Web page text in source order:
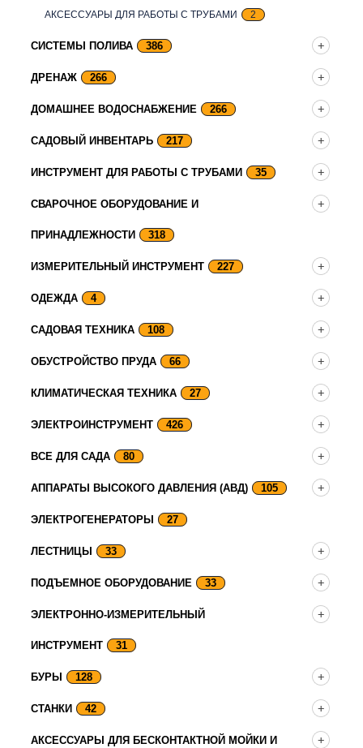
АКСЕССУАРЫ ДЛЯ РАБОТЫ С ТРУБАМИ 2
СИСТЕМЫ ПОЛИВА 386
ДРЕНАЖ 266
ДОМАШНЕЕ ВОДОСНАБЖЕНИЕ 266
САДОВЫЙ ИНВЕНТАРЬ 217
ИНСТРУМЕНТ ДЛЯ РАБОТЫ С ТРУБАМИ 35
СВАРОЧНОЕ ОБОРУДОВАНИЕ И
ПРИНАДЛЕЖНОСТИ 318
ИЗМЕРИТЕЛЬНЫЙ ИНСТРУМЕНТ 227
ОДЕЖДА 4
САДОВАЯ ТЕХНИКА 108
ОБУСТРОЙСТВО ПРУДА 66
КЛИМАТИЧЕСКАЯ ТЕХНИКА 27
ЭЛЕКТРОИНСТРУМЕНТ 426
ВСЕ ДЛЯ САДА 80
АППАРАТЫ ВЫСОКОГО ДАВЛЕНИЯ (АВД) 105
ЭЛЕКТРОГЕНЕРАТОРЫ 27
ЛЕСТНИЦЫ 33
ПОДЪЕМНОЕ ОБОРУДОВАНИЕ 33
ЭЛЕКТРОННО-ИЗМЕРИТЕЛЬНЫЙ
ИНСТРУМЕНТ 31
БУРЫ 128
СТАНКИ 42
АКСЕССУАРЫ ДЛЯ БЕСКОНТАКТНОЙ МОЙКИ И